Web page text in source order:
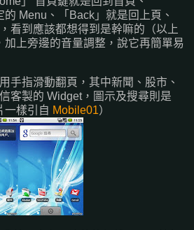
的 Menu、「Back」就是回上頁、
看到應該都想得到是幹嘛的（以上
加上旁邊的音量調整，說它再簡單易
手指滑動翻頁，其中新聞、股市、
客製的 Widget，圖示及搜尋則是
一樣引自 Mobile01）